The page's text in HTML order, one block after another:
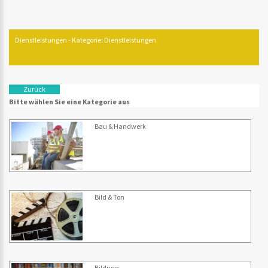
Dienstleistungen - Kategorie: Dienstleistungen
Zurück
Bitte wählen Sie eine Kategorie aus
Bau & Handwerk
Bild & Ton